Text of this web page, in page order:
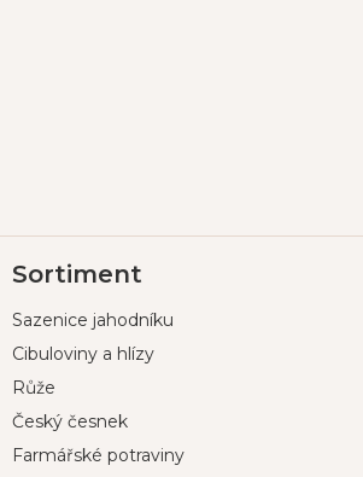
á
a
Sortiment
Sazenice jahodníku
Cibuloviny a hlízy
Růže
Český česnek
Farmářské potraviny